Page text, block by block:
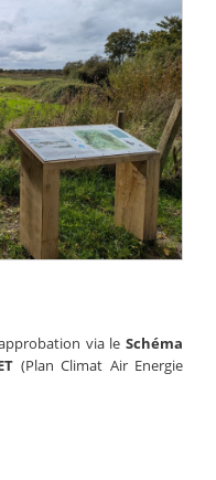
via le Schéma
(Plan Climat Air Energie